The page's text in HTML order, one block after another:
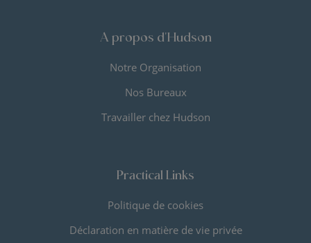
A propos d'Hudson
Notre Organisation
Nos Bureaux
Travailler chez Hudson
Practical Links
Politique de cookies
Déclaration en matière de vie privée